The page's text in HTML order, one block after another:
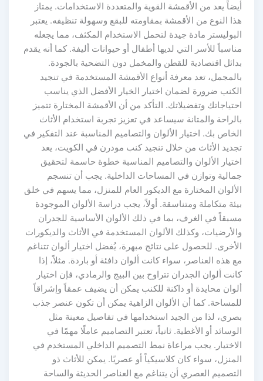
أيضاً يعد من الأقمشة القوية والمتعددة الاستخدامات. يمتاز
هذا النوع من الأقمشة بمقاومته للبقع وسهولة تنظيفه. يعتبر
البوليستر مادة جيدة لتحمل الاستخدام المكثف، مما يجعله
مناسباً للأسر التي لديها أطفال أو حيوانات أليفة. كما أنه يقدم
بدائل اقتصادية للقطن والمخمل دون التضحية بالجودة.
بالمجمل، تعد معرفة أنواع الأقمشة المستخدمة في تنجيد
الكنب ضرورة لضمان اختيار الخيار الأفضل الذي يناسب
احتياجاتك وتفضيلاتك. التأكد من أن الأقمشة المختارة تتميز
بالراحة والمتانة سيساعد في تعزيز تجربة استخدام الأثاث
الخاص بك. اختيار الألوان والتصاميم المناسبة عند التفكير في
تجديد الأثاث من خلال تنجيد كنب مودرن في الكويت، يعد
اختيار الألوان والتصاميم المناسبة خطوة حاسمة لتحقيق
جمالية وتوازن في المساحات الداخلية. يجب أن تنسجم
الألوان المختارة مع الديكور العام للمنزل، مما يسهم في خلق
بيئة متكاملة ومتناسقة. أولاً، يجب دراسة الألوان الموجودة
مسبقاً في الغرف، بما في ذلك الألوان الأساسية للجدران
والأرضيات، وكذلك الألوان المستخدمة في الأثاث والديكورات
الأخرى. للحصول على نتائج مبهرة، يُفضل اختيار ألوان تتناغم
مع هذه العناصر، سواء كانت ألوان دافئة أو باردة. مثلاً، إذا
كانت ألوان الجدران تتراوح بين البيج والرمادي، فإن اختيار
ألوان محايدة أو داكنة للكنب يمكن أن يضيف عمقاً وإشراقاً
للمساحة. كما أن الألوان الزاهية يمكن أن تكون عنصر جذب
بصري، لذا من الجيد استخدامها في تفاصيل معينة مثل
الوسائد أو الأغطية. ثانياً، تعتبر التصاميم عاملًا مهمًا في
الاختيار. يجب مراعاة نمط التصميم الداخلي المستخدم في
المنزل، سواء كان كلاسيكياً أو عصريًا. يمكن للأثاث ذو
التصميم العصري أن يتناغم مع العناصر الحديثة والساحة